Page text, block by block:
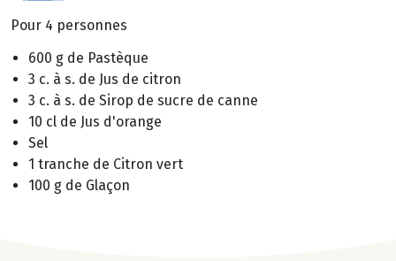
Pour 4 personnes
600 g de Pastèque
3 c. à s. de Jus de citron
3 c. à s. de Sirop de sucre de canne
10 cl de Jus d'orange
Sel
1 tranche de Citron vert
100 g de Glaçon